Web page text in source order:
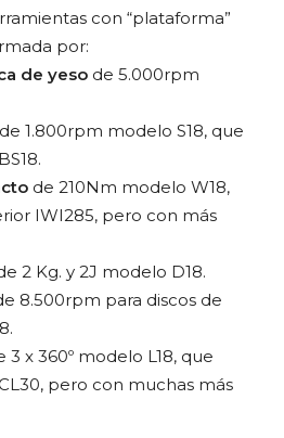
con “plataforma”
por:
de yeso de 5.000rpm
de 1.800rpm modelo S18, que
de 210Nm modelo W18,
IWI285, pero con más
2 Kg. y 2J modelo D18.
8.500rpm para discos de
3 x 360º modelo L18, que
pero con muchas más